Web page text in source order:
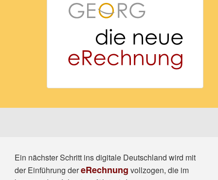
Ein nächster Schritt ins digitale Deutschland wird mit
derEinführung dereRechnung vollzogen, die im